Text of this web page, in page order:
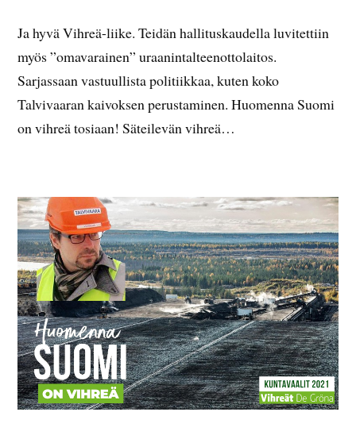
Ja hyvä Vihreä-liike. Teidän hallituskaudella luvitettiin
myös ”omavarainen” uraanintalteenottolaitos.
Sarjassaan vastuullista politiikkaa, kuten koko
Talvivaaran kaivoksen perustaminen. Huomenna Suomi
on vihreä tosiaan! Säteilevän vihreä…